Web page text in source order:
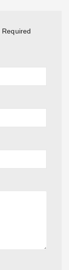
Required